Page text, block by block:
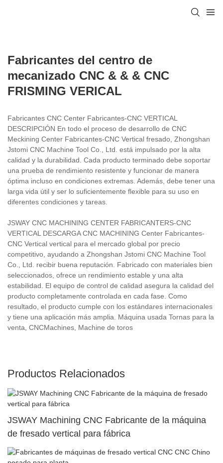
Fabricantes del centro de
mecanizado CNC & & & CNC
FRISMING VERICAL
Fabricantes CNC Center Fabricantes-CNC VERTICAL
DESCRIPCIÓN En todo el proceso de desarrollo de CNC
Meckining Center Fabricantes-CNC Vertical fresado, Zhongshan
Jstomi CNC Machine Tool Co., Ltd. está impulsado por la alta
calidad y la durabilidad. Cada producto terminado debe soportar
una prueba de rendimiento resistente y funcionar de manera
óptima incluso en condiciones extremas. Además, debe tener una
larga vida útil y ser lo suficientemente flexible para su uso en
diferentes condiciones y tareas.
JSWAY CNC MACHINING CENTER FABRICANTERS-CNC
VERTICAL DESCARGA CNC MACHINING Center Fabricantes-
CNC Vertical vertical para el mercado global por precio
competitivo, ayudando a Zhongshan Jstomi CNC Machine Tool
Co., Ltd. recibir buena reputación. Fabricado con materiales bien
seleccionados, ofrece un rendimiento estable y una alta
estabilidad. El equipo de control de calidad asegura la calidad del
producto completamente controlada en cada fase. Como
resultado, el producto cumple con los estándares internacionales
y tiene una aplicación más amplia. Máquina usada Tornas para la
venta, CNCMachines, Machine de toros
Productos Relacionados
JSWAY Machining CNC Fabricante de la máquina
de fresado vertical para fábrica